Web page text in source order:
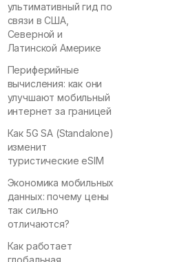
ультимативный гид по
связи в США,
Северной и
Латинской Америке
Периферийные
вычисления: как они
улучшают мобильный
интернет за границей
Как 5G SA (Standalone)
изменит
туристические eSIM
Экономика мобильных
данных: почему цены
так сильно
отличаются?
Как работает
глобальная